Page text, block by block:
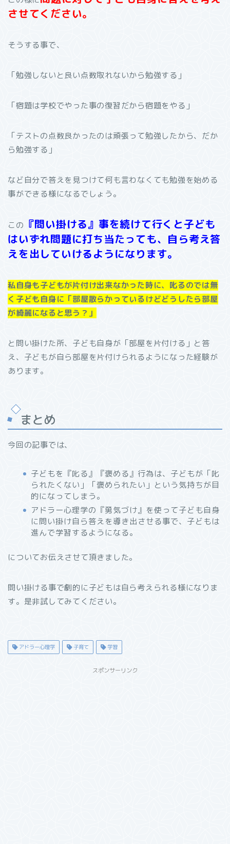
させてください。
そうする事で、
「勉強しないと良い点数取れないから勉強する」
「宿題は学校でやった事の復習だから宿題をやる」
「テストの点数良かったのは頑張って勉強したから、だか
ら勉強する」
など自分で答えを見つけて何も言わなくても勉強を始める
事ができる様になるでしょう。
この 『問い掛ける』事を続けて行くと子ども
はいずれ問題に打ち当たっても、自ら考え答
えを出していけるようになります。
私自身も子どもが片付け出来なかった時に、叱るのでは無
く子ども自身に「部屋散らかっているけどどうしたら部屋
が綺麗になると思う？」
と問い掛けた所、子ども自身が「部屋を片付ける」と答
え、子どもが自ら部屋を片付けられるようになった経験が
あります。
まとめ
今回の記事では、
子どもを『叱る』『褒める』行為は、子どもが「叱
られたくない」「褒められたい」という気持ちが目
的になってしまう。
アドラー心理学の『勇気づけ』を使って子ども自身
に問い掛け自ら答えを導き出させる事で、子どもは
進んで学習するようになる。
についてお伝えさせて頂きました。
問い掛ける事で劇的に子どもは自ら考えられる様になりま
す。是非試してみてください。
アドラー心理学 子育て 学習
スポンサーリンク